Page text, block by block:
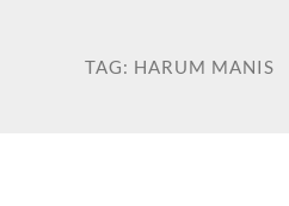
TAG: HARUM MANIS